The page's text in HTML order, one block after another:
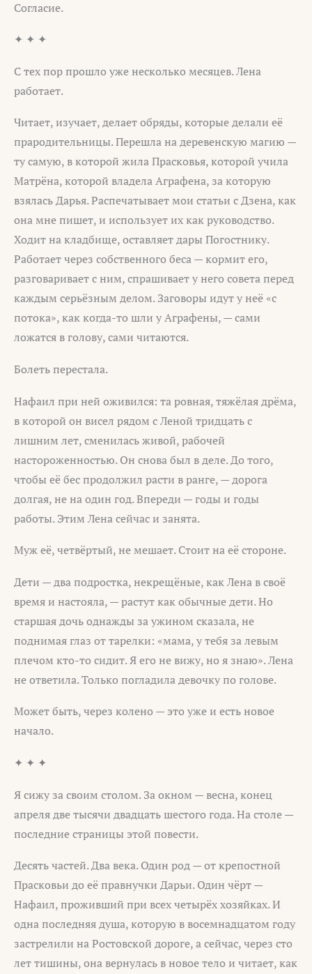
Согласие.
✦ ✦ ✦
С тех пор прошло уже несколько месяцев. Лена
работает.
Читает, изучает, делает обряды, которые делали её
прародительницы. Перешла на деревенскую магию —
ту самую, в которой жила Прасковья, которой учила
Матрёна, которой владела Аграфена, за которую
взялась Дарья. Распечатывает мои статьи с Дзена, как
она мне пишет, и использует их как руководство.
Ходит на кладбище, оставляет дары Погостнику.
Работает через собственного беса — кормит его,
разговаривает с ним, спрашивает у него совета перед
каждым серьёзным делом. Заговоры идут у неё «с
потока», как когда-то шли у Аграфены, — сами
ложатся в голову, сами читаются.
Болеть перестала.
Нафаил при ней оживился: та ровная, тяжёлая дрёма,
в которой он висел рядом с Леной тридцать с
лишним лет, сменилась живой, рабочей
настороженностью. Он снова был в деле. До того,
чтобы её бес продолжил расти в ранге, — дорога
долгая, не на один год. Впереди — годы и годы
работы. Этим Лена сейчас и занята.
Муж её, четвёртый, не мешает. Стоит на её стороне.
Дети — два подростка, некрещёные, как Лена в своё
время и настояла, — растут как обычные дети. Но
старшая дочь однажды за ужином сказала, не
поднимая глаз от тарелки: «мама, у тебя за левым
плечом кто-то сидит. Я его не вижу, но я знаю». Лена
не ответила. Только погладила девочку по голове.
Может быть, через колено — это уже и есть новое
начало.
✦ ✦ ✦
Я сижу за своим столом. За окном — весна, конец
апреля две тысячи двадцать шестого года. На столе —
последние страницы этой повести.
Десять частей. Два века. Один род — от крепостной
Прасковьи до её правнучки Дарьи. Один чёрт —
Нафаил, проживший при всех четырёх хозяйках. И
одна последняя душа, которую в восемнадцатом году
застрелили на Ростовской дороге, а сейчас, через сто
лет тишины, она вернулась в новое тело и читает, как